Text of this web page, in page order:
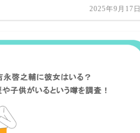
2025年9月17日